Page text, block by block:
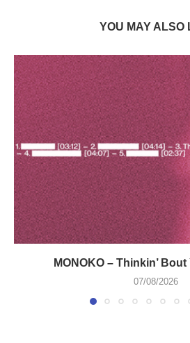
YOU MAY ALSO
MONOKO – Thinkin’
07/08/2026